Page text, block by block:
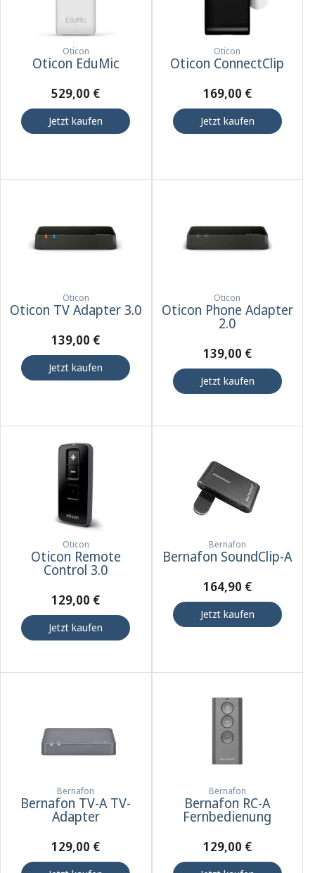
Oticon
Oticon EduMic
529,00 €
Jetzt kaufen
Oticon
Oticon ConnectClip
169,00 €
Jetzt kaufen
Oticon
Oticon TV Adapter 3.0
139,00 €
Jetzt kaufen
Oticon
Oticon Phone Adapter
2.0
139,00 €
Jetzt kaufen
Oticon
Oticon Remote
Control 3.0
129,00 €
Jetzt kaufen
Bernafon
Bernafon SoundClip-A
164,90 €
Jetzt kaufen
Bernafon
Bernafon TV-A TV-
Adapter
129,00 €
Bernafon
Bernafon RC-A
Fernbedienung
129,00 €